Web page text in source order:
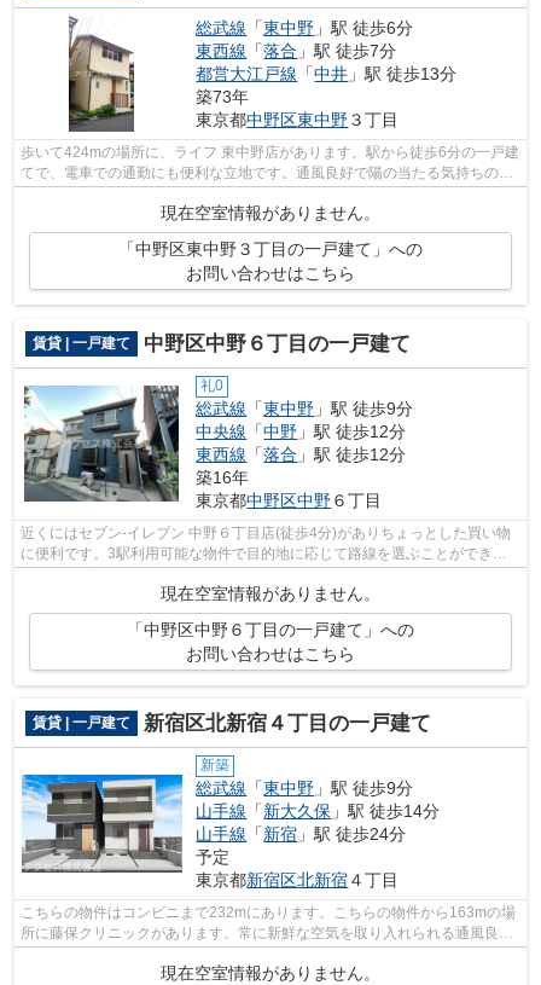
総武線 「東中野 」駅 徒歩6分
東西線 「落合 」駅 徒歩7分
都営大江戸線 「中井 」駅 徒歩13分
築73年
東京都中野区東中野３丁目
歩いて424mの場所に、ライフ 東中野店があります。駅から徒歩6分の一戸建
てで、電車での通勤にも便利な立地です。通風良好で陽の当たる気持ちの良
現在空室情報がありません。
「中野区東中野３丁目の一戸建て」への
お問い合わせはこちら
賃貸 | 一戸建て 中野区中野６丁目の一戸建て
礼0
総武線 「東中野 」駅 徒歩9分
中央線 「中野 」駅 徒歩12分
東西線 「落合 」駅 徒歩12分
築16年
東京都中野区中野６丁目
近くにはセブン‐イレブン 中野６丁目店(徒歩4分)がありちょっとした買い物
に便利です。3駅利用可能な物件で目的地に応じて路線を選ぶことができま
す。シンプルながらも風の通り道がし...
現在空室情報がありません。
「中野区中野６丁目の一戸建て」への
お問い合わせはこちら
賃貸 | 一戸建て 新宿区北新宿４丁目の一戸建て
新築
総武線 「東中野 」駅 徒歩9分
山手線 「新大久保 」駅 徒歩14分
山手線 「新宿 」駅 徒歩24分
予定
東京都新宿区北新宿４丁目
こちらの物件はコンビニまで232mにあります。こちらの物件から163mの場
所に藤保クリニックがあります。常に新鮮な空気を取り入れられる通風良好
現在空室情報がありません。